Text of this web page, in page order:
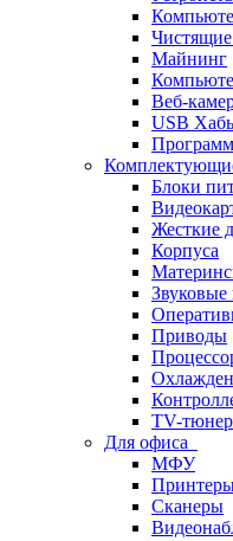
Чистящие
Майнинг
Веб-
USB
Блоки
Жесткие
Корпуса
Звуковые
Приводы
TV-
Для офиса
МФУ
Сканеры